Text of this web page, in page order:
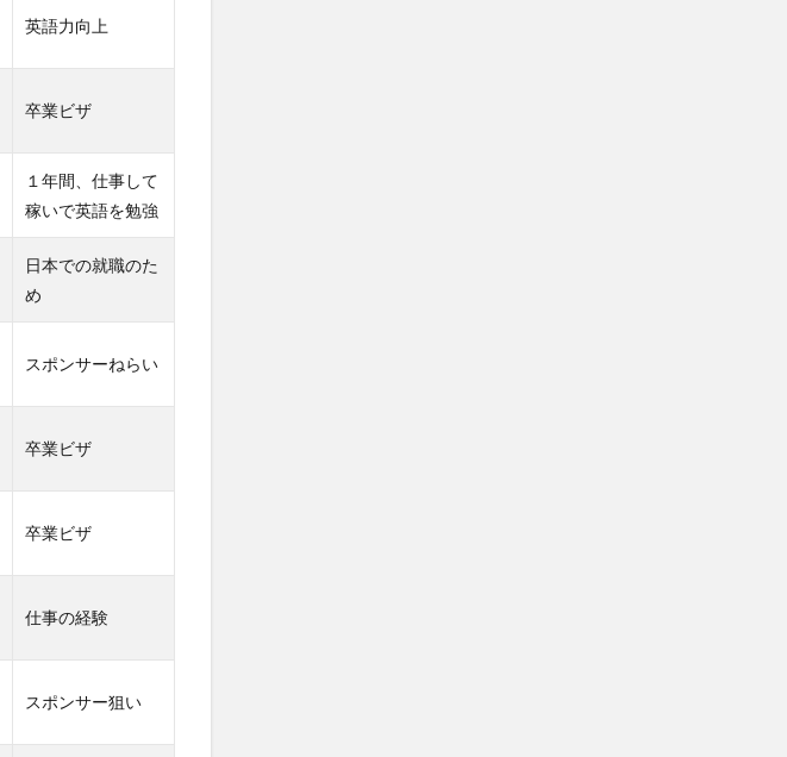
英語力向上
卒業ビザ
１年間、仕事して
稼いで英語を勉強
日本での就職のた
め
スポンサーねらい
卒業ビザ
卒業ビザ
仕事の経験
スポンサー狙い